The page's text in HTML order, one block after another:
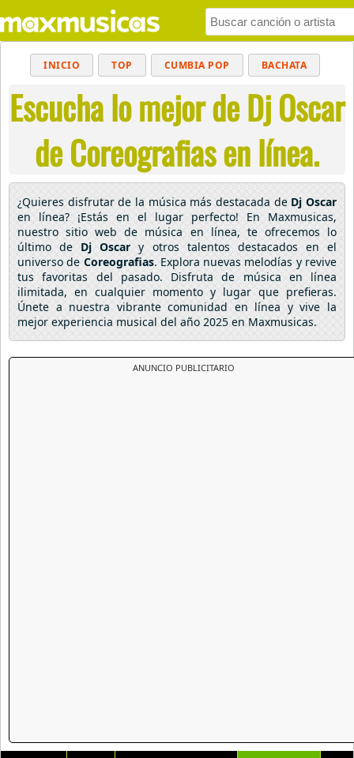
INICIO TOP CUMBIA POP BACHATA
MUSICA CRISTIANA REGGAETON
BALADAS ALTERNATIVO ELECTRÓNICA
CUMBIAS
Escucha lo mejor de Dj Oscar
de Coreografias en línea.
¿Quieres disfrutar de la música más destacada de Dj Oscar
en línea? ¡Estás en el lugar perfecto! En Maxmusicas,
nuestro sitio web de música en línea, te ofrecemos lo
último de Dj Oscar y otros talentos destacados en el
universo de Coreografias. Explora nuevas melodías y revive
tus favoritas del pasado. Disfruta de música en línea
ilimitada, en cualquier momento y lugar que prefieras.
Únete a nuestra vibrante comunidad en línea y vive la
mejor experiencia musical del año 2025 en Maxmusicas.
ANUNCIO PUBLICITARIO